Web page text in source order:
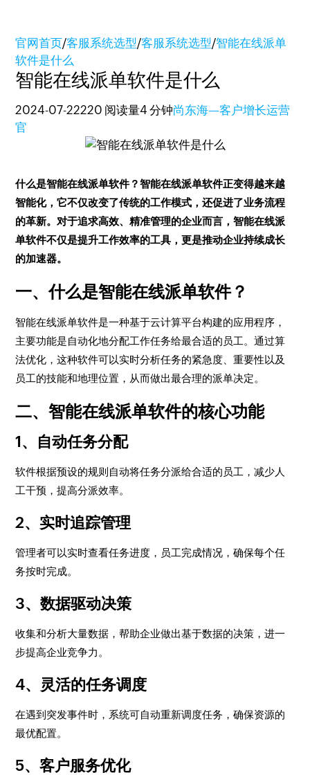
官网首页/客服系统选型/客服系统选型/智能在线派单
软件是什么
智能在线派单软件是什么
2024-07-22220 阅读量4 分钟尚东海—客户增长运营
官
什么是智能在线派单软件？智能在线派单软件正变得越来越
智能化，它不仅改变了传统的工作模式，还促进了业务流程
的革新。对于追求高效、精准管理的企业而言，智能在线派
单软件不仅是提升工作效率的工具，更是推动企业持续成长
的加速器。
一、什么是智能在线派单软件？
智能在线派单软件是一种基于云计算平台构建的应用程序，
主要功能是自动化地分配工作任务给最合适的员工。通过算
法优化，这种软件可以实时分析任务的紧急度、重要性以及
员工的技能和地理位置，从而做出最合理的派单决定。
二、智能在线派单软件的核心功能
1、自动任务分配
软件根据预设的规则自动将任务分派给合适的员工，减少人
工干预，提高分派效率。
2、实时追踪管理
管理者可以实时查看任务进度，员工完成情况，确保每个任
务按时完成。
3、数据驱动决策
收集和分析大量数据，帮助企业做出基于数据的决策，进一
步提高企业竞争力。
4、灵活的任务调度
在遇到突发事件时，系统可自动重新调度任务，确保资源的
最优配置。
5、客户服务优化